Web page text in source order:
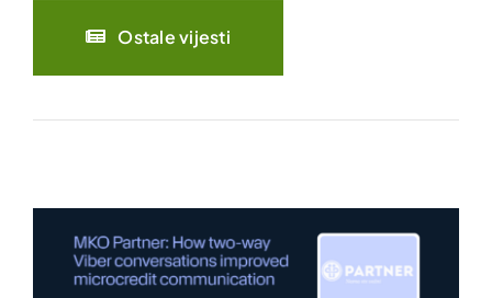
Ostale vijesti